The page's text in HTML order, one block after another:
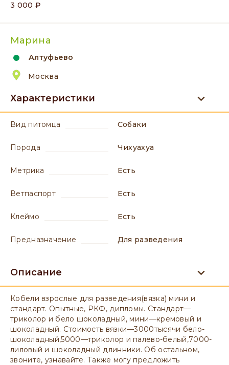
3 000 ₽
Марина
Алтуфьево
Москва
Характеристики
вид питомца Собаки
порода Чихуахуа
метрика есть
ветпаспорт есть
клеймо есть
предназначение для разведения
Описание
Кобели взрослые для разведения(вязка) мини и
стандарт. Опытные, РКФ, дипломы. Стандарт—
триколор и бело шоколадный, мини—кремовый и
шоколадный. Стоимость вязки—3000тысячи бело-
шоколадный,5000—триколор и палево-белый,7000-
лиловый и шоколадный длинники. Об остальном,
звоните, узнавайте. Также могу предложить